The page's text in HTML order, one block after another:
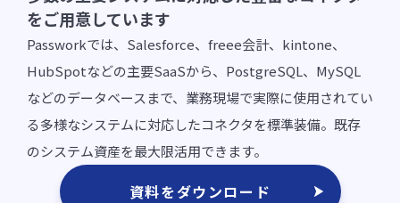
をご用意しています
Passworkでは、Salesforce、freee会計、kintone、
HubSpotなどの主要SaaSから、PostgreSQL、MySQL
などのデータベースまで、業務現場で実際に使用されてい
る多様なシステムに対応したコネクタを標準装備。既存
のシステム資産を最大限活用できます。
資料をダウンロード